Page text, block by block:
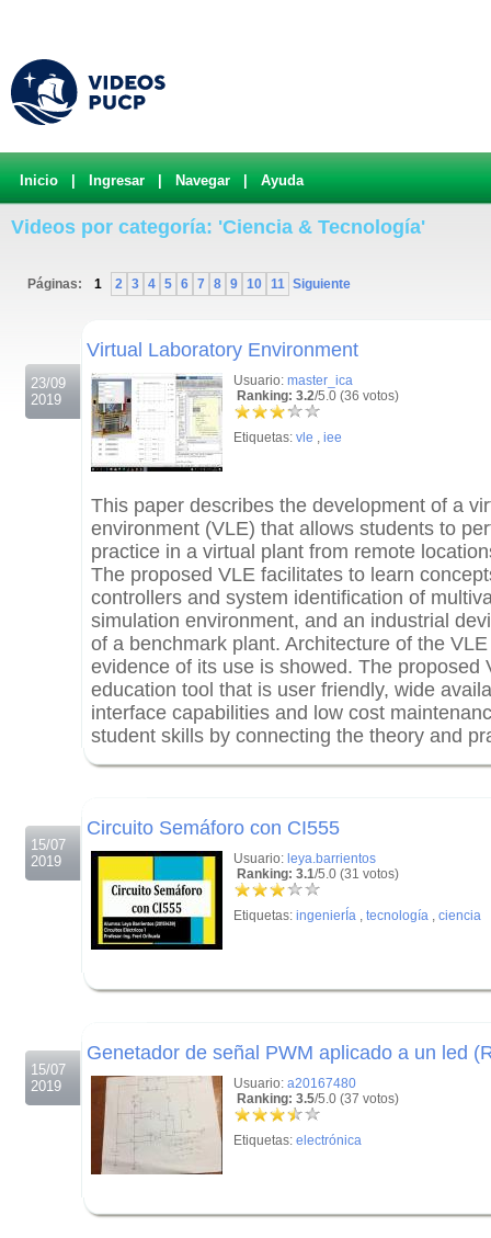
Inicio Ingresar Navegar Ayuda
Videos por categoría: 'Ciencia & Tecnología'
Páginas: 1 2 3 4 5 6 7 8 9 10 11 Siguiente
23/09
2019
Virtual Laboratory Environment
Usuario: master_ica
Ranking: 3.2/5.0 (36 votos)
Etiquetas: vle , iee
This paper describes the development of a
environment (VLE) that allows students to
practice in a virtual plant from remote
The proposed VLE facilitates to learn
controllers and system identification of
simulation environment, and an industrial
of a benchmark plant. Architecture of the
evidence of its use is showed. The proposed
education tool that is user friendly, wide
interface capabilities and low cost
student skills by connecting the theory and
15/07
2019
Circuito Semáforo con CI555
Usuario: leya.barrientos
Ranking: 3.1/5.0 (31 votos)
Etiquetas: ingenierÍa , tecnología , ciencia
15/07
2019
Genetador de señal PWM aplicado a un led
Usuario: a20167480
Ranking: 3.5/5.0 (37 votos)
Etiquetas: electrónica